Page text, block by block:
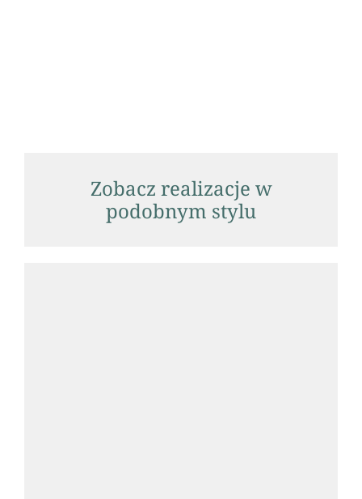
Zobacz realizacje w
podobnym stylu